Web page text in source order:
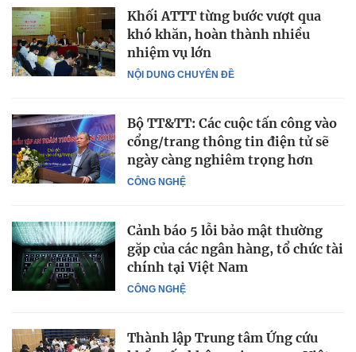
NỘI DUNG CHUYÊN ĐỀ
Khối ATTT từng bước vượt qua
khó khăn, hoàn thành nhiều
nhiệm vụ lớn
CÔNG NGHỆ
Bộ TT&TT: Các cuộc tấn công vào
cổng/trang thông tin điện tử sẽ
ngày càng nghiêm trọng hơn
CÔNG NGHỆ
Cảnh báo 5 lỗi bảo mật thường
gặp của các ngân hàng, tổ chức tài
chính tại Việt Nam
Thành lập Trung tâm Ứng cứu